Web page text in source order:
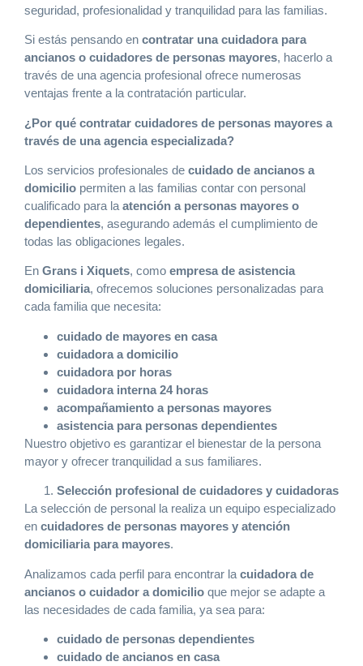
seguridad, profesionalidad y tranquilidad para las familias.
Si estás pensando en contratar una cuidadora para
ancianos o cuidadores de personas mayores, hacerlo a
través de una agencia profesional ofrece numerosas
ventajas frente a la contratación particular.
¿Por qué contratar cuidadores de personas mayores a
través de una agencia especializada?
Los servicios profesionales de cuidado de ancianos a
domicilio permiten a las familias contar con personal
cualificado para la atención a personas mayores o
dependientes, asegurando además el cumplimiento de
todas las obligaciones legales.
En Grans i Xiquets, como empresa de asistencia
domiciliaria, ofrecemos soluciones personalizadas para
cada familia que necesita:
cuidado de mayores en casa
cuidadora a domicilio
cuidadora por horas
cuidadora interna 24 horas
acompañamiento a personas mayores
asistencia para personas dependientes
Nuestro objetivo es garantizar el bienestar de la persona
mayor y ofrecer tranquilidad a sus familiares.
Selección profesional de cuidadores y cuidadoras
La selección de personal la realiza un equipo especializado
en cuidadores de personas mayores y atención
domiciliaria para mayores.
Analizamos cada perfil para encontrar la cuidadora de
ancianos o cuidador a domicilio que mejor se adapte a
las necesidades de cada familia, ya sea para:
cuidado de personas dependientes
cuidado de ancianos en casa